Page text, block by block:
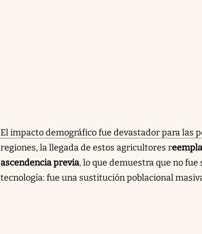
El impacto demográfico fue devastador para las
regiones, la llegada de estos agricultores r
ascendencia previa, lo que demuestra que no
tecnología: fue una sustitución poblacional